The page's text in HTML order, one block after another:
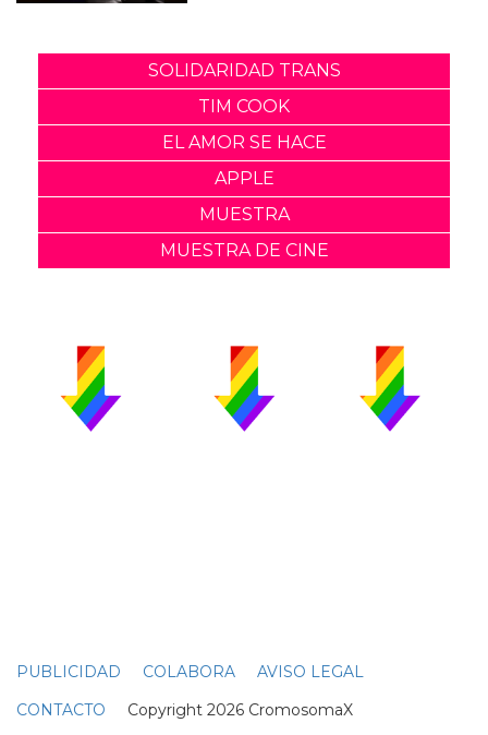
SOLIDARIDAD TRANS
TIM COOK
EL AMOR SE HACE
APPLE
MUESTRA
MUESTRA DE CINE
PUBLICIDAD COLABORA
AVISO LEGAL
CONTACTO Copyright 2026 CromosomaX